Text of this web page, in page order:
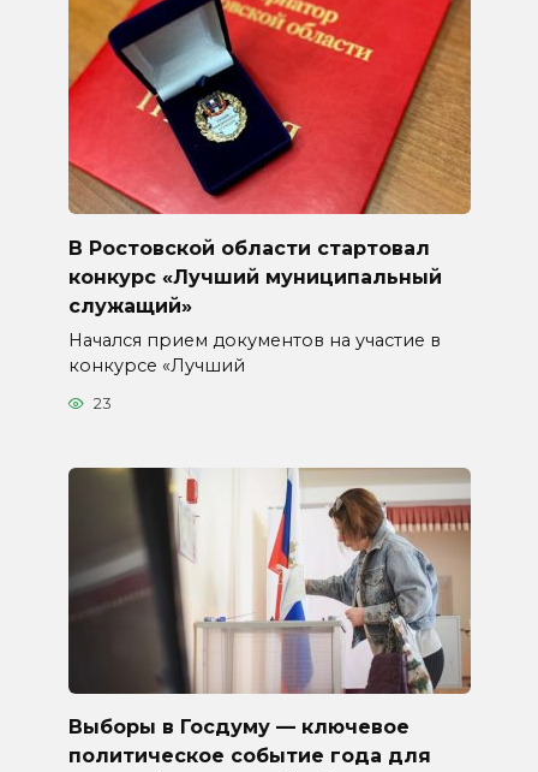
В Ростовской области стартовал
конкурс «Лучший муниципальный
служащий»
Начался прием документов на участие в
конкурсе «Лучший
23
Выборы в Госдуму — ключевое
политическое событие года для